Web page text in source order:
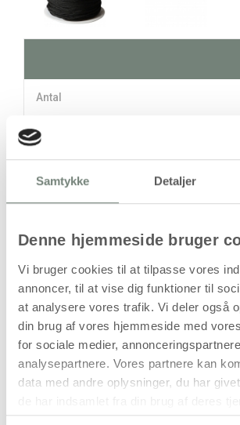
Samtykke Detaljer
Denne hjemmeside bruger
Vi bruger cookies til at tilpasse vores
annoncer, til at vise dig funktioner til
at analysere vores trafik. Vi deler også
din brug af vores hjemmeside med
for sociale medier,
analysepartnere. Vores partnere kan
data med andre oplysninger, du har
Antal
1 stk
Læg i kurven
Din bestilling
når vi har